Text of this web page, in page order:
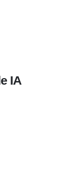
IA